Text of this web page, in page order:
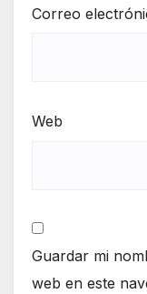
Correo
Web
Guardar mi
web en este